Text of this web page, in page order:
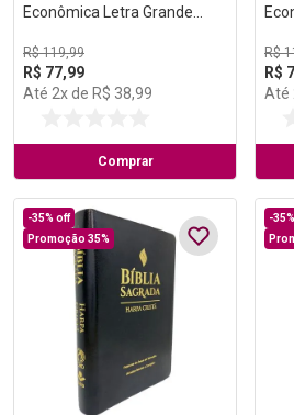
Econômica Letra Grande
R$ 119,99
R$ 77,99
Até 2x de R$ 38,99
Comprar
R$
R$
Até
-35% off
Promoção 35%
-35%